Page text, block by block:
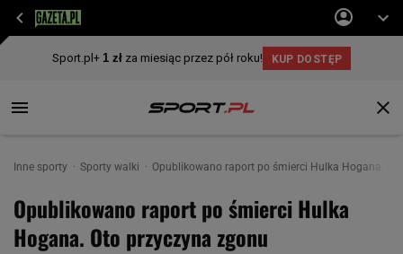
Inne sporty Sporty walki Opublikowano raport po śmierci Hulka Hogana.
Opublikowano raport po śmierci Hulka
Hogana. Oto przyczyna zgonu